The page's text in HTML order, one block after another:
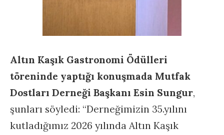
Altın Kaşık Gastronomi Ödülleri
töreninde yaptığı konuşmada Mutfak
Dostları Derneği Başkanı Esin Sungur,
şunları söyledi: “Derneğimizin 35.yılını
kutladığımız 2026 yılında Altın Kaşık